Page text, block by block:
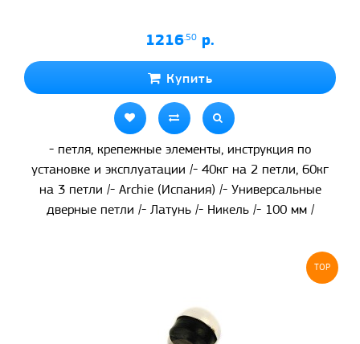
1216.50 р.
Купить
- петля, крепежные элементы, инструкция по
установке и эксплуатации /- 40кг на 2 петли, 60кг
на 3 петли /- Archie (Испания) /- Универсальные
дверные петли /- Латунь /- Никель /- 100 мм /
TOP